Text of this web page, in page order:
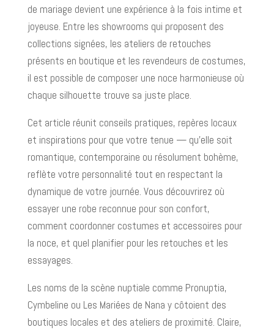
de mariage devient une expérience à la fois intime et
joyeuse. Entre les showrooms qui proposent des
collections signées, les ateliers de retouches
présents en boutique et les revendeurs de costumes,
il est possible de composer une noce harmonieuse où
chaque silhouette trouve sa juste place.
Cet article réunit conseils pratiques, repères locaux
et inspirations pour que votre tenue — qu’elle soit
romantique, contemporaine ou résolument bohème,
reflète votre personnalité tout en respectant la
dynamique de votre journée. Vous découvrirez où
essayer une robe reconnue pour son confort,
comment coordonner costumes et accessoires pour
la noce, et quel planifier pour les retouches et les
essayages.
Les noms de la scène nuptiale comme Pronuptia,
Cymbeline ou Les Mariées de Nana y côtoient des
boutiques locales et des ateliers de proximité. Claire,